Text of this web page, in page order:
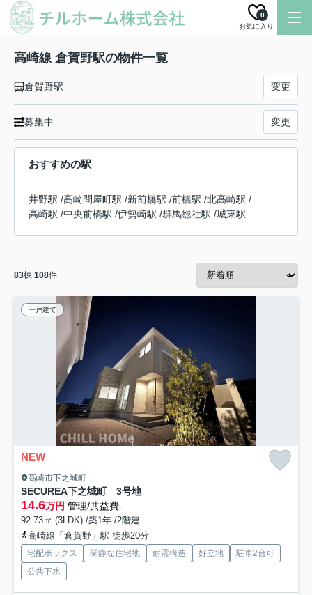
お気に入り
0
高崎線 倉賀野駅の物件一覧
倉賀野駅 変更
募集中 変更
おすすめの駅
井野駅 /高崎問屋町駅 /新前橋駅 /前橋駅 /北高崎駅 /
高崎駅 /中央前橋駅 /伊勢崎駅 /群馬総社駅 /城東駅
83棟 108件
一戸建て
NEW
高崎市下之城町
SECUREA下之城町 3号地
14.6万円 管理/共益費-
92.73㎡ (3LDK) /築1年 /2階建
高崎線「倉賀野」駅 徒歩20分
宅配ボックス 閑静な住宅地 耐震構造 好立地
駐車2台可
公共下水